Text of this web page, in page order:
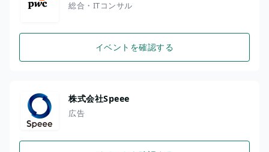
総合・ITコンサル
イベントを確認する
株式会社Speee
広告